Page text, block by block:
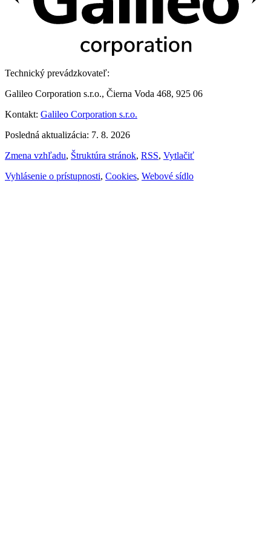
Technický prevádzkovateľ:
Galileo Corporation s.r.o., Čierna Voda 468, 925 06
Kontakt: Galileo Corporation s.r.o.
Posledná aktualizácia: 7. 8. 2026
Zmena vzhľadu, Štruktúra stránok, RSS, Vytlačiť
Vyhlásenie o prístupnosti, Cookies, Webové sídlo